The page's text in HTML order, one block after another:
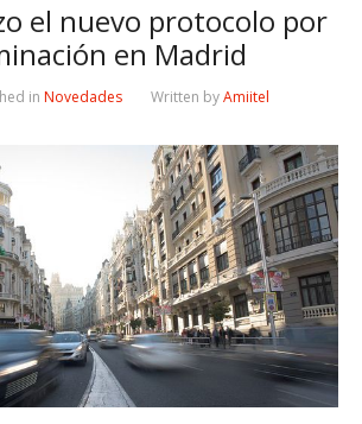
el nuevo protocolo por
en Madrid
in Novedades Written byAmiitel